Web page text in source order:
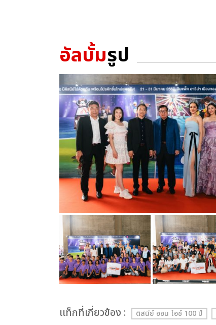
อัลบั้มรูป
เเท็กที่เกี่ยวข้อง : ดิสนีย์ ออน ไอซ์ 100 ปี